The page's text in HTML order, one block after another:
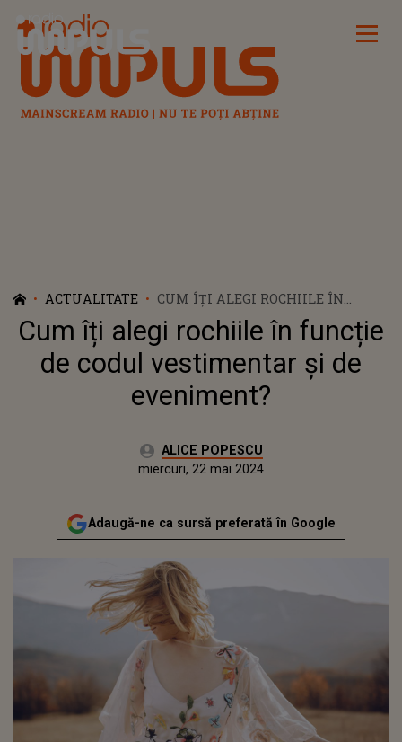
Radio Impuls
ACTUALITATE
CUM ÎȚI ALEGI ROCHIILE ÎN
FUNCȚIE DE CODUL VESTIMENTAR
ȘI DE EVENIMENT?
Cum îți alegi rochiile în funcție
de codul vestimentar și de
eveniment?
Autor:ALICE POPESCU
Actualizat:
miercuri, 22 mai 2024
Adaugă-ne ca sursă preferată în Google